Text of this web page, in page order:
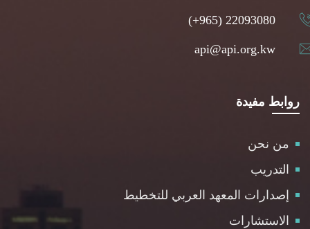
(+965) 22093080
api@api.org.kw
روابط مفيدة
من نحن
التدريب
إصدارات المعهد العربي للتخطيط
الاستشارات